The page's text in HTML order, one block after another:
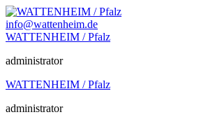
Zum
Inhalt
springen
info@wattenheim.de
WATTENHEIM / Pfalz
administrator
WATTENHEIM / Pfalz
administrator